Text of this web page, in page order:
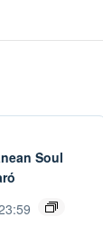
Soul